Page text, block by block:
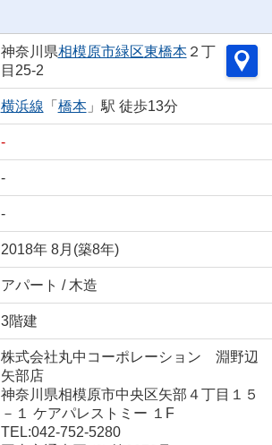
神奈川県相模原市緑区東橋本２丁
目25-2
横浜線 「 橋本」駅 徒歩13分
-
-
-
2018年 8月(築8年)
アパート / 木造
3階建
株式会社丸中コーポレーション 淵野辺
矢部店
神奈川県相模原市中央区矢部４丁目１５
－１ ケアパレストミー １F
TEL:042-752-5280